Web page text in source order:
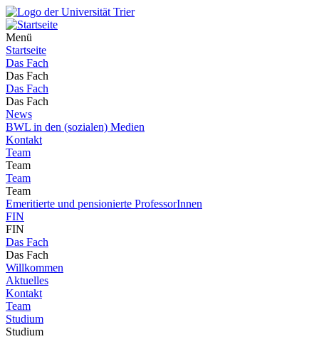
Menü
Startseite
Das Fach
Das Fach
Das Fach
Das Fach
News
BWL in den (sozialen) Medien
Kontakt
Team
Team
Team
Team
Emeritierte und pensionierte ProfessorInnen
FIN
FIN
Das Fach
Das Fach
Willkommen
Aktuelles
Kontakt
Team
Studium
Studium